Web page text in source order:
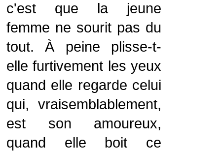
c'est que la jeune
femme ne sourit pas du
tout. À peine plisse-t-
elle furtivement les yeux
quand elle regarde celui
qui, vraisemblablement,
est son amoureux,
quand elle boit ce